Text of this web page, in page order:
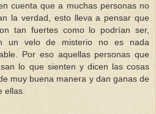
cuenta que a muchas personas no
la verdad, esto lleva a pensar que
tan fuertes como lo podrían ser,
un velo de misterio no es nada
Por eso aquellas personas que
lo que sienten y dicen las cosas
muy buena manera y dan ganas de
ellas.